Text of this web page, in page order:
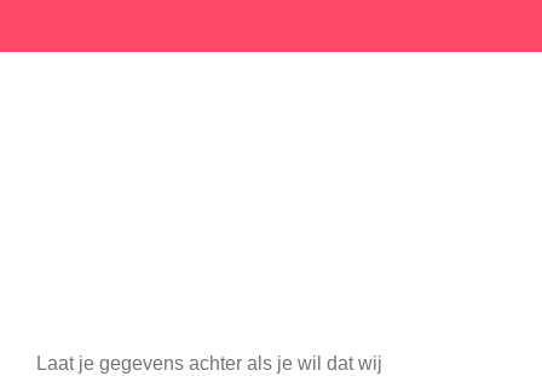
Laat je gegevens achter als je wil dat wij